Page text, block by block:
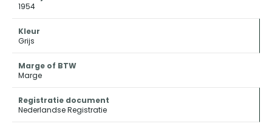
1954
Kleur
Grijs
Marge of BTW
Marge
Registratie document
Nederlandse Registratie